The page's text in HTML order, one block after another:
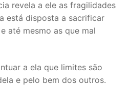
revela a ele as fragilidades
está disposta a sacrificar
até mesmo as que mal
a ela que limites são
e pelo bem dos outros.